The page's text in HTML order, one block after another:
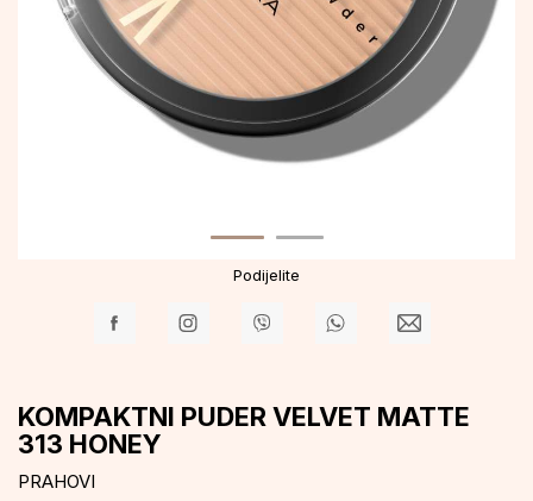
Podijelite
KOMPAKTNI PUDER VELVET MATTE
313 HONEY
PRAHOVI